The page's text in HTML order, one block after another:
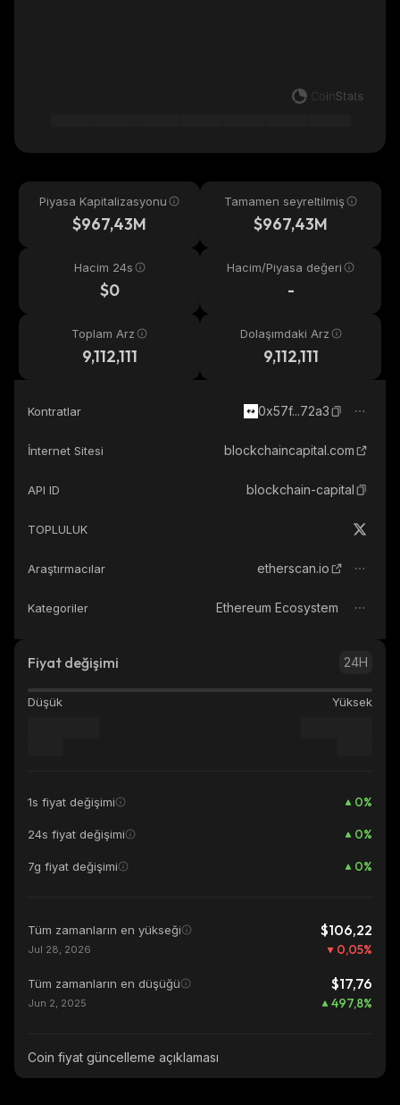
Piyasa Kapitalizasyonu
$967,43M
Tamamen seyreltilmiş
$967,43M
Hacim 24s
$0
Hacim/Piyasa değeri
-
Toplam Arz
9,112,111
Dolaşımdaki Arz
9,112,111
Kontratlar 0x57f...72a3
İnternet Sitesi blockchaincapital.com
API ID blockchain-capital
TOPLULUK
Araştırmacılar etherscan.io
Kategoriler Ethereum Ecosystem
Fiyat değişimi 24H
Düşük Yüksek
1s fiyat değişimi 0%
24s fiyat değişimi 0%
7g fiyat değişimi 0%
Tüm zamanların en yükseği $106,22
Jul 28, 2026 0,05%
Tüm zamanların en düşüğü $17,76
Jun 2, 2025 497,8%
Coin fiyat güncelleme açıklaması